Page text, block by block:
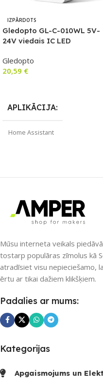
IZPĀRDOTS
Gledopto GL-C-010WL 5V-
24V viedais IC LED
programmaparatūru) ar
mikrofonu
Gledopto
20,59 €
APLIKĀCIJA
Home Assistant
PIEEJAMS UZREIZ
Nē
UZREIZ PIEEJAMAIS
SKAITS
Mūsu interneta veikals
tostarp populāras zīmolus kā
atradīsiet visu nepieciešamo,
ērtu ar tikai dažiem klikšķiem.
Padalies ar mums:
Kategorijas
Apgaismojums un